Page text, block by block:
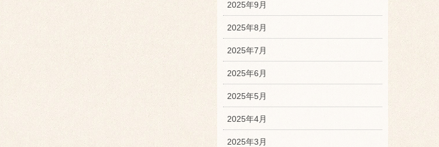
2025年9月
2025年8月
2025年7月
2025年6月
2025年5月
2025年4月
2025年3月